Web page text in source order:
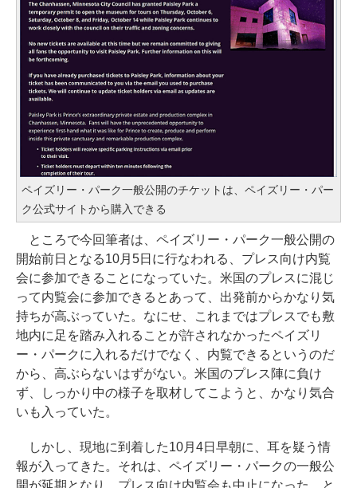
ペイズリー・パーク一般公開のチケットは、ペイズリー・パー
ク公式サイトから購入できる
ところで今回筆者は、ペイズリー・パーク一般公開の
開始前日となる10月5日に行なわれる、プレス向け内覧
会に参加できることになっていた。米国のプレスに混じ
って内覧会に参加できるとあって、出発前からかなり気
持ちが高ぶっていた。なにせ、これまではプレスでも敷
地内に足を踏み入れることが許されなかったペイズリ
ー・パークに入れるだけでなく、内覧できるというのだ
から、高ぶらないはずがない。米国のプレス陣に負け
ず、しっかり中の様子を取材してこようと、かなり気合
いも入っていた。
しかし、現地に到着した10月4日早朝に、耳を疑う情
報が入ってきた。それは、ペイズリー・パークの一般公
開が延期となり、プレス向け内覧会も中止になった、と